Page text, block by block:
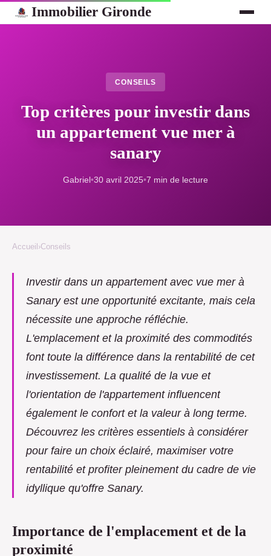
Immobilier Gironde
CONSEILS
Top critères pour investir dans
un appartement vue mer à
sanary
Gabriel•30 avril 2025•7 min de lecture
Accueil ›Conseils
Investir dans un appartement avec vue mer à
Sanary est une opportunité excitante, mais cela
nécessite une approche réfléchie.
L'emplacement et la proximité des commodités
font toute la différence dans la rentabilité de cet
investissement. La qualité de la vue et
l'orientation de l'appartement influencent
également le confort et la valeur à long terme.
Découvrez les critères essentiels à considérer
pour faire un choix éclairé, maximiser votre
rentabilité et profiter pleinement du cadre de vie
idyllique qu'offre Sanary.
Importance de l'emplacement et de la
proximité